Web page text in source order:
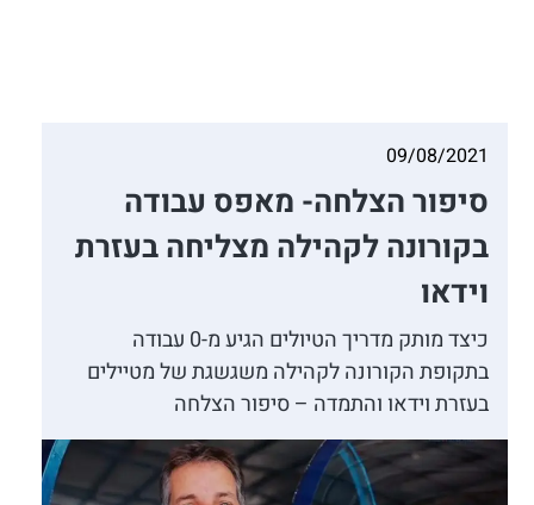
09/08/2021
סיפור הצלחה- מאפס עבודה
בקורונה לקהילה מצליחה בעזרת
וידאו
כיצד מותק מדריך הטיולים הגיע מ-0 עבודה
בתקופת הקורונה לקהילה משגשגת של מטיילים
בעזרת וידאו והתמדה – סיפור הצלחה